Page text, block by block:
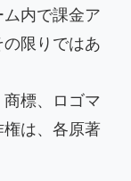
内で課金ア
限りではあ
標、ロゴマ
は、各原著